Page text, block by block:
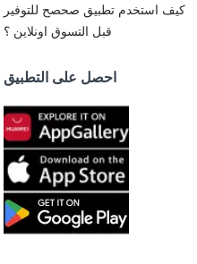
كيف استخدم تطبيق صحصح للتوفير
قبل التسوق اونلاين ؟
احصل على التطبيق